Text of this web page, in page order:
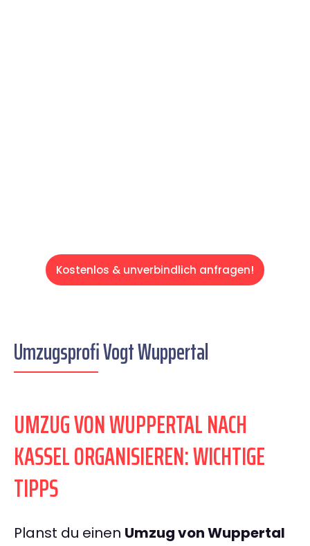
Kostenlos & unverbindlich anfragen!
Umzugsprofi Vogt Wuppertal
UMZUG VON WUPPERTAL NACH
KASSEL ORGANISIEREN: WICHTIGE
TIPPS
Planst du einen Umzug von Wuppertal